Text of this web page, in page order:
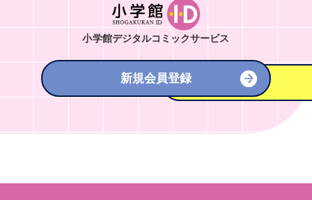
小学館デジタルコミックサービス
新規会員登録